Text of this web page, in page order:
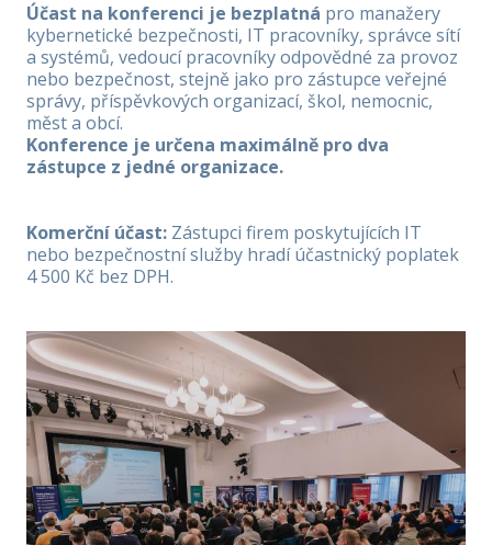
Účast na konferenci je bezplatná pro manažery
kybernetické bezpečnosti, IT pracovníky, správce sítí
a systémů, vedoucí pracovníky odpovědné za provoz
nebo bezpečnost, stejně jako pro zástupce veřejné
správy, příspěvkových organizací, škol, nemocnic,
měst a obcí.
Konference je určena maximálně pro dva
zástupce z jedné organizace.
Komerční účast: Zástupci firem poskytujících IT
nebo bezpečnostní služby hradí účastnický poplatek
4 500 Kč bez DPH.